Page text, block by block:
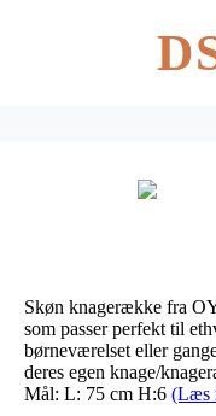
Skøn knagerække fra
som passer perfekt til
børneværelset eller
deres egen knage/
Mål: L: 75 cm H:6 (Læs